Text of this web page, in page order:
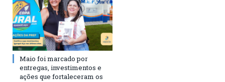
Maio foi marcado por
entregas, investimentos e
ações que fortaleceram os